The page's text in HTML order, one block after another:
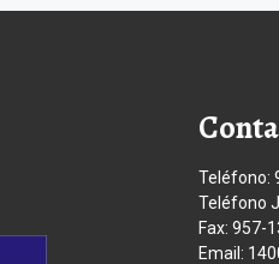
Teléfono:
Teléfono
Fax: 957-
Email: